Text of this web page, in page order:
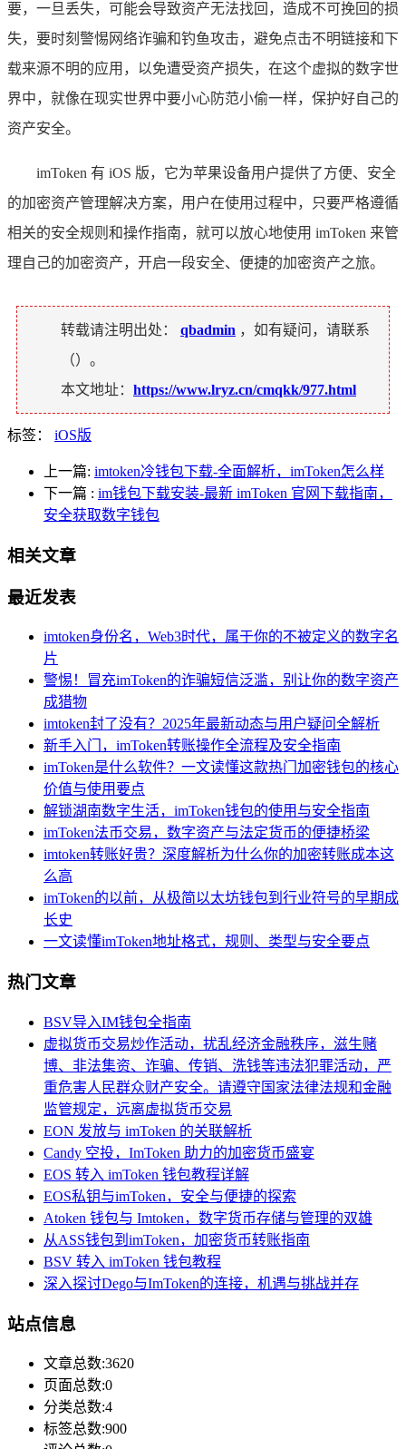
要，一旦丢失，可能会导致资产无法找回，造成不可挽回的损
失，要时刻警惕网络诈骗和钓鱼攻击，避免点击不明链接和下
载来源不明的应用，以免遭受资产损失，在这个虚拟的数字世
界中，就像在现实世界中要小心防范小偷一样，保护好自己的
资产安全。
imToken 有 iOS 版，它为苹果设备用户提供了方便、安全
的加密资产管理解决方案，用户在使用过程中，只要严格遵循
相关的安全规则和操作指南，就可以放心地使用 imToken 来管
理自己的加密资产，开启一段安全、便捷的加密资产之旅。
转载请注明出处： qbadmin ，如有疑问，请联系
（）。
本文地址： https://www.lryz.cn/cmqkk/977.html
标签： iOS版
上一篇: imtoken冷钱包下载-全面解析，imToken怎么样
下一篇 : im钱包下载安装-最新 imToken 官网下载指南，
安全获取数字钱包
相关文章
最近发表
imtoken身份名，Web3时代，属于你的不被定义的数字名
片
警惕！冒充imToken的诈骗短信泛滥，别让你的数字资产
成猎物
imtoken封了没有？2025年最新动态与用户疑问全解析
新手入门，imToken转账操作全流程及安全指南
imToken是什么软件？一文读懂这款热门加密钱包的核心
价值与使用要点
解锁湖南数字生活，imToken钱包的使用与安全指南
imToken法币交易，数字资产与法定货币的便捷桥梁
imtoken转账好贵？深度解析为什么你的加密转账成本这
么高
imToken的以前，从极简以太坊钱包到行业符号的早期成
长史
一文读懂imToken地址格式，规则、类型与安全要点
热门文章
BSV导入IM钱包全指南
虚拟货币交易炒作活动，扰乱经济金融秩序，滋生赌
博、非法集资、诈骗、传销、洗钱等违法犯罪活动，严
重危害人民群众财产安全。请遵守国家法律法规和金融
监管规定，远离虚拟货币交易
EON 发放与 imToken 的关联解析
Candy 空投，ImToken 助力的加密货币盛宴
EOS 转入 imToken 钱包教程详解
EOS私钥与imToken，安全与便捷的探索
Atoken 钱包与 Imtoken，数字货币存储与管理的双雄
从ASS钱包到imToken，加密货币转账指南
BSV 转入 imToken 钱包教程
深入探讨Dego与ImToken的连接，机遇与挑战并存
站点信息
文章总数:3620
页面总数:0
分类总数:4
标签总数:900